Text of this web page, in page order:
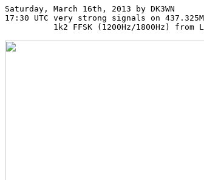
Saturday, March 16th, 2013 by DK3WN
17:30 UTC very strong signals on
1k2 FFSK (1200Hz/1800Hz) from